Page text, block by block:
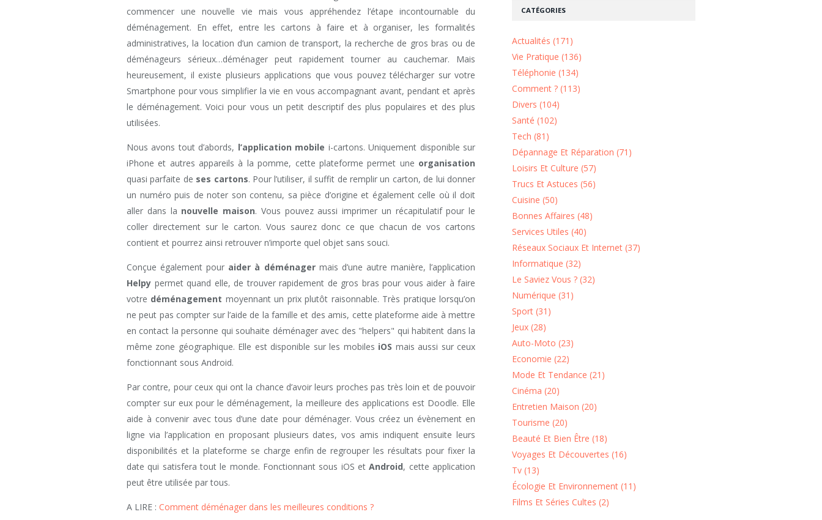
commencer une nouvelle vie mais vous appréhendez l’étape incontournable du
déménagement. En effet, entre les cartons à faire et à organiser, les formalités
administratives, la location d’un camion de transport, la recherche de gros bras ou de
déménageurs sérieux…déménager peut rapidement tourner au cauchemar. Mais
heureusement, il existe plusieurs applications que vous pouvez télécharger sur votre
Smartphone pour vous simplifier la vie en vous accompagnant avant, pendant et après
le déménagement. Voici pour vous un petit descriptif des plus populaires et des plus
utilisées.
Nous avons tout d’abords, l’application mobile i-cartons. Uniquement disponible sur
iPhone et autres appareils à la pomme, cette plateforme permet une organisation
quasi parfaite de ses cartons. Pour l’utiliser, il suffit de remplir un carton, de lui donner
un numéro puis de noter son contenu, sa pièce d’origine et également celle où il doit
aller dans la nouvelle maison. Vous pouvez aussi imprimer un récapitulatif pour le
coller directement sur le carton. Vous saurez donc ce que chacun de vos cartons
contient et pourrez ainsi retrouver n’importe quel objet sans souci.
Conçue également pour aider à déménagermais d’une autre manière, l’application
Helpy permet quand elle, de trouver rapidement de gros bras pour vous aider à faire
votre déménagement moyennant un prix plutôt raisonnable. Très pratique lorsqu’on
ne peut pas compter sur l’aide de la famille et des amis, cette plateforme aide à mettre
en contact la personne qui souhaite déménager avec des "helpers" qui habitent dans la
même zone géographique. Elle est disponible sur les mobiles iOS mais aussi sur ceux
fonctionnant sous Android.
Par contre, pour ceux qui ont la chance d’avoir leurs proches pas très loin et de pouvoir
compter sur eux pour le déménagement, la meilleure des applications est Doodle. Elle
aide à convenir avec tous d’une date pour déménager. Vous créez un évènement en
ligne via l’application en proposant plusieurs dates, vos amis indiquent ensuite leurs
disponibilités et la plateforme se charge enfin de regrouper les résultats pour fixer la
date qui satisfera tout le monde. Fonctionnant sous iOS etAndroid, cette application
peut être utilisée par tous.
A LIRE : Comment déménager dans les meilleures conditions ?
CATÉGORIES
Actualités (171)
Vie Pratique (136)
Téléphonie (134)
Comment ? (113)
Divers (104)
Santé (102)
Tech (81)
Dépannage Et Réparation (71)
Loisirs Et Culture (57)
Trucs Et Astuces (56)
Cuisine (50)
Bonnes Affaires (48)
Services Utiles (40)
Réseaux Sociaux Et Internet (37)
Informatique (32)
Le Saviez Vous ? (32)
Numérique (31)
Sport (31)
Jeux (28)
Auto-Moto (23)
Economie (22)
Mode Et Tendance (21)
Cinéma (20)
Entretien Maison (20)
Tourisme (20)
Beauté Et Bien Être (18)
Voyages Et Découvertes (16)
Tv (13)
Écologie Et Environnement (11)
Films Et Séries Cultes (2)